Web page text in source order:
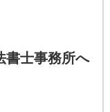
書士事務所へ